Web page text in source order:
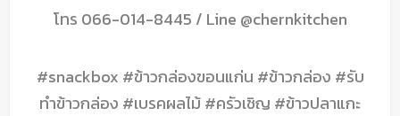
โทร 066-014-8445 / Line @chernkitchen
#snackbox #ข้าวกล่องขอนแก่น #ข้าวกล่อง #รับ
ทำข้าวกล่อง #เบรคผลไม้ #ครัวเชิญ #ข้าวปลาแกะ